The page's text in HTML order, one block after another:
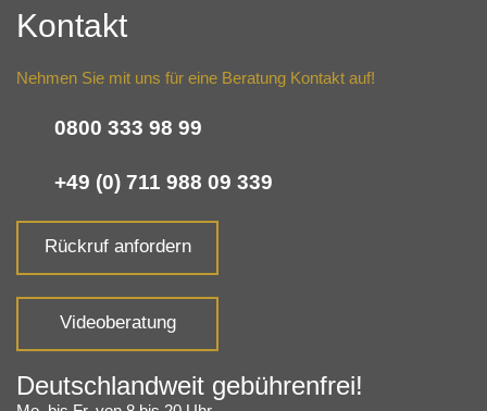
Kontakt
Nehmen Sie mit uns für eine Beratung Kontakt auf!
0800 333 98 99
+49 (0) 711 988 09 339
Rückruf anfordern
Videoberatung
Deutschlandweit gebührenfrei!